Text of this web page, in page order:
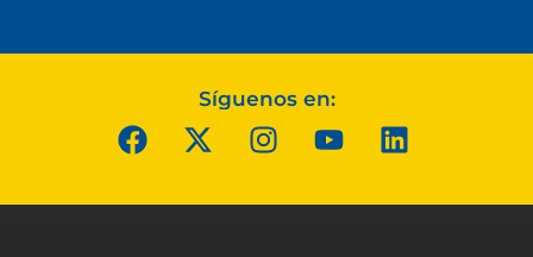
Síguenos en: